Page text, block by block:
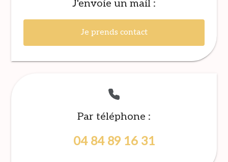
J'envoie un mail :
Je prends contact
Par téléphone :
04 84 89 16 31